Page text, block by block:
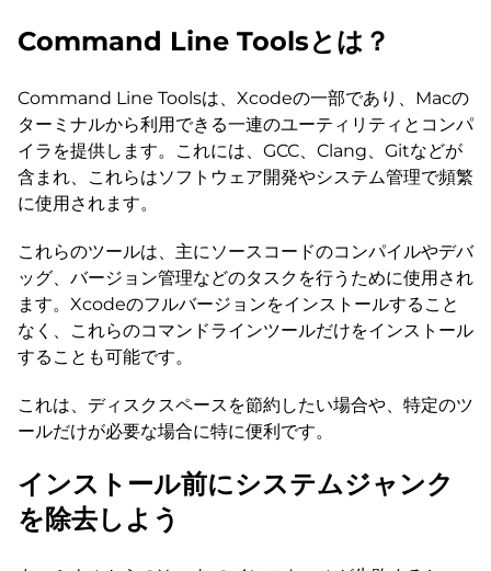
Command Line Toolsとは？
Command Line Toolsは、Xcodeの一部であり、Macの
ターミナルから利用できる一連のユーティリティとコンパ
イラを提供します。これには、GCC、Clang、Gitなどが
含まれ、これらはソフトウェア開発やシステム管理で頻繁
に使用されます。
これらのツールは、主にソースコードのコンパイルやデバ
ッグ、バージョン管理などのタスクを行うために使用され
ます。Xcodeのフルバージョンをインストールすること
なく、これらのコマンドラインツールだけをインストール
することも可能です。
これは、ディスクスペースを節約したい場合や、特定のツ
ールだけが必要な場合に特に便利です。
インストール前にシステムジャンク
を除去しよう